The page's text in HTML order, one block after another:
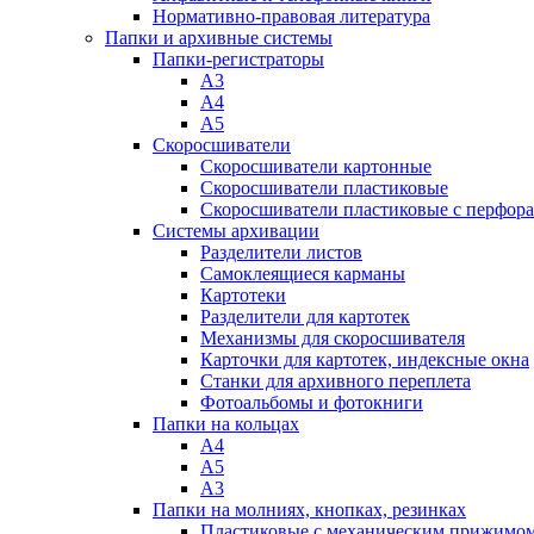
Нормативно-правовая литература
Папки и архивные системы
Папки-регистраторы
А3
А4
А5
Скоросшиватели
Скоросшиватели картонные
Скоросшиватели пластиковые
Скоросшиватели пластиковые с
Системы архивации
Разделители листов
Самоклеящиеся карманы
Картотеки
Разделители для картотек
Механизмы для скоросшивателя
Карточки для картотек, индексные окна
Станки для архивного переплета
Фотоальбомы и фотокниги
Папки на кольцах
А4
А5
А3
Папки на молниях, кнопках, резинках